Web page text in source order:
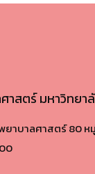
สตร์ มหาวิทยา
าบาลศาสตร์ 80 ห